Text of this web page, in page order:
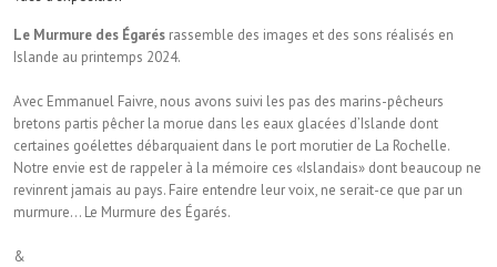
Le Murmure des Égarés rassemble des images et des sons réalisés en
Islande au printemps 2024.
Avec Emmanuel Faivre, nous avons suivi les pas des marins-pêcheurs
bretons partis pêcher la morue dans les eaux glacées d’Islande dont
certaines goélettes débarquaient dans le port morutier de La Rochelle.
Notre envie est de rappeler à la mémoire ces «Islandais» dont beaucoup ne
revinrent jamais au pays. Faire entendre leur voix, ne serait-ce que par un
murmure… Le Murmure des Égarés.
&